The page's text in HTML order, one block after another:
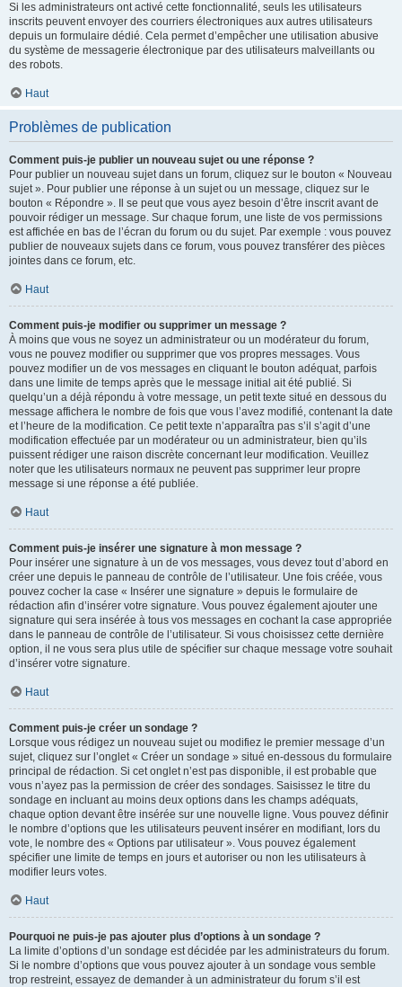
Si les administrateurs ont activé cette fonctionnalité, seuls les utilisateurs
inscrits peuvent envoyer des courriers électroniques aux autres utilisateurs
depuis un formulaire dédié. Cela permet d’empêcher une utilisation abusive
du système de messagerie électronique par des utilisateurs malveillants ou
des robots.
Haut
Problèmes de publication
Comment puis-je publier un nouveau sujet ou une réponse ?
Pour publier un nouveau sujet dans un forum, cliquez sur le bouton « Nouveau
sujet ». Pour publier une réponse à un sujet ou un message, cliquez sur le
bouton « Répondre ». Il se peut que vous ayez besoin d’être inscrit avant de
pouvoir rédiger un message. Sur chaque forum, une liste de vos permissions
est affichée en bas de l’écran du forum ou du sujet. Par exemple : vous pouvez
publier de nouveaux sujets dans ce forum, vous pouvez transférer des pièces
jointes dans ce forum, etc.
Haut
Comment puis-je modifier ou supprimer un message ?
À moins que vous ne soyez un administrateur ou un modérateur du forum,
vous ne pouvez modifier ou supprimer que vos propres messages. Vous
pouvez modifier un de vos messages en cliquant le bouton adéquat, parfois
dans une limite de temps après que le message initial ait été publié. Si
quelqu’un a déjà répondu à votre message, un petit texte situé en dessous du
message affichera le nombre de fois que vous l’avez modifié, contenant la date
et l’heure de la modification. Ce petit texte n’apparaîtra pas s’il s’agit d’une
modification effectuée par un modérateur ou un administrateur, bien qu’ils
puissent rédiger une raison discrète concernant leur modification. Veuillez
noter que les utilisateurs normaux ne peuvent pas supprimer leur propre
message si une réponse a été publiée.
Haut
Comment puis-je insérer une signature à mon message ?
Pour insérer une signature à un de vos messages, vous devez tout d’abord en
créer une depuis le panneau de contrôle de l’utilisateur. Une fois créée, vous
pouvez cocher la case « Insérer une signature » depuis le formulaire de
rédaction afin d’insérer votre signature. Vous pouvez également ajouter une
signature qui sera insérée à tous vos messages en cochant la case appropriée
dans le panneau de contrôle de l’utilisateur. Si vous choisissez cette dernière
option, il ne vous sera plus utile de spécifier sur chaque message votre souhait
d’insérer votre signature.
Haut
Comment puis-je créer un sondage ?
Lorsque vous rédigez un nouveau sujet ou modifiez le premier message d’un
sujet, cliquez sur l’onglet « Créer un sondage » situé en-dessous du formulaire
principal de rédaction. Si cet onglet n’est pas disponible, il est probable que
vous n’ayez pas la permission de créer des sondages. Saisissez le titre du
sondage en incluant au moins deux options dans les champs adéquats,
chaque option devant être insérée sur une nouvelle ligne. Vous pouvez définir
le nombre d’options que les utilisateurs peuvent insérer en modifiant, lors du
vote, le nombre des « Options par utilisateur ». Vous pouvez également
spécifier une limite de temps en jours et autoriser ou non les utilisateurs à
modifier leurs votes.
Haut
Pourquoi ne puis-je pas ajouter plus d’options à un sondage ?
La limite d’options d’un sondage est décidée par les administrateurs du forum.
Si le nombre d’options que vous pouvez ajouter à un sondage vous semble
trop restreint, essayez de demander à un administrateur du forum s’il est